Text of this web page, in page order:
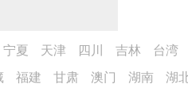
台湾
吉林
四川
天津
宁夏
湖
湖南
澳门
甘肃
福建